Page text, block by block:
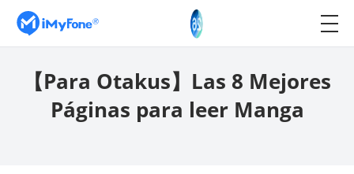
【Para Otakus】Las 8 Mejores
Páginas para leer Manga